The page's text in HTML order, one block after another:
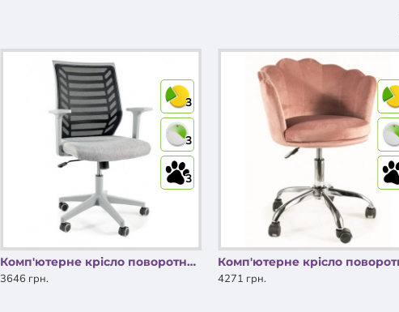
3
3
3
Комп'ютерне крісло поворотне Q-320 Чорний/Сірий OBRQ320CS Signal
3646 грн.
4271 грн.